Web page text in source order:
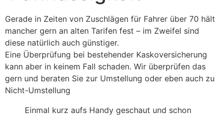
Gerade in Zeiten von Zuschlägen für Fahrer über 70 hält
mancher gern an alten Tarifen fest – im Zweifel sind
diese natürlich auch günstiger.
Eine Überprüfung bei bestehender Kaskoversicherung
kann aber in keinem Fall schaden. Wir überprüfen das
gern und beraten Sie zur Umstellung oder eben auch zu
Nicht-Umstellung
Einmal kurz aufs Handy geschaut und schon